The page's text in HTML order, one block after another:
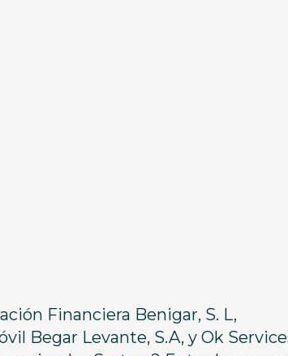
Financiera Benigar, S. L,
Begar Levante, S.A, y Ok